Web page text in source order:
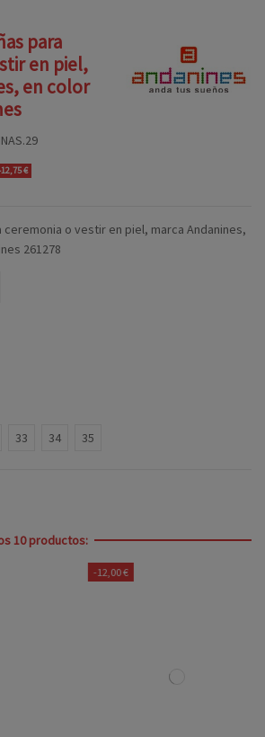
para
en piel,
en color
€
ceremonia o vestir en piel, marca Andanines,
261278
33 34 35
10 productos:
-12,00 €